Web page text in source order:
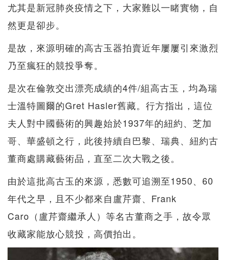
尤其是新冠肺炎疫情之下，大家難以一睹實物，自
然更是卻步。
是故，來源明確的高古玉器拍賣近年屢屢引來激烈
乃至瘋狂的競投爭奪。
是次在倫敦交出漂亮成績的4件/組高古玉，均為瑞
士溫特圖爾的Gret Hasler舊藏。行方指出，這位
夫人對中國藝術的興趣始於1937年的紐約、芝加
哥、華盛頓之行，此後持續自巴黎、瑞典、紐約古
董商處購藏藝術品，直至二次大戰之後。
由於這批高古玉的來源，悉數可追溯至1950、60
年代之早，且不少都來自盧芹齋、Frank
Caro（盧芹齋繼承人）等名古董商之手，故令眾
收藏家能放心競投，高價拍出。